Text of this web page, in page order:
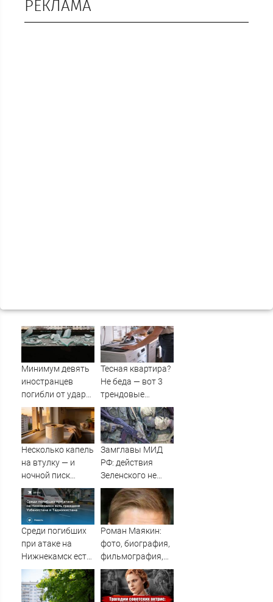
РЕКЛАМА
Минимум девять
иностранцев
погибли от удара
ВСУ в
Нижнекамске
Тесная квартира?
Не беда — вот 3
трендовые
замены
гладильной
доски, и вещи как
из магазина
Несколько капель
на втулку — и
ночной писк
беспокоит реже:
летний лайфхак,
который спасает
в любое время
Замглавы МИД
РФ: действия
Зеленского не
оставляют
России выбора,
кроме
продолжения СВО
10/08/2026 –
Новости
Среди погибших
при атаке на
Нижнекамск есть
граждане
Узбекистана и
Таджикистана
Роман Маякин:
фото, биография,
фильмография,
новости - Вокруг
ТВ.